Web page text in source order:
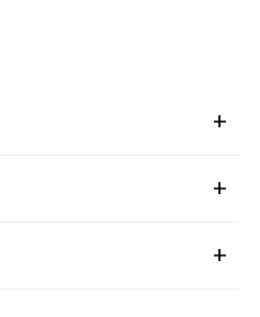
+
+
+